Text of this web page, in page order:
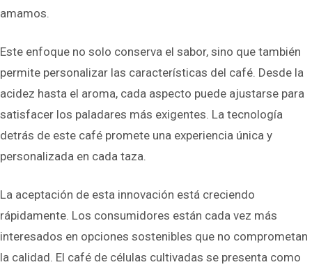
amamos.
Este enfoque no solo conserva el sabor, sino que también
permite personalizar las características del café. Desde la
acidez hasta el aroma, cada aspecto puede ajustarse para
satisfacer los paladares más exigentes. La tecnología
detrás de este café promete una experiencia única y
personalizada en cada taza.
La aceptación de esta innovación está creciendo
rápidamente. Los consumidores están cada vez más
interesados en opciones sostenibles que no comprometan
la calidad. El café de células cultivadas se presenta como